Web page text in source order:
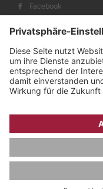
Facebook
Youtube
AGB &